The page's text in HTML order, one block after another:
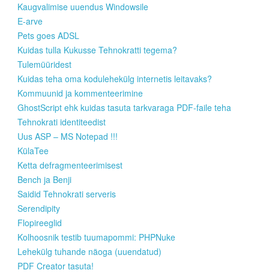
Kaugvalimise uuendus Windowsile
E-arve
Pets goes ADSL
Kuidas tulla Kukusse Tehnokratti tegema?
Tulemüüridest
Kuidas teha oma kodulehekülg internetis leitavaks?
Kommuunid ja kommenteerimine
GhostScript ehk kuidas tasuta tarkvaraga PDF-faile teha
Tehnokrati identiteedist
Uus ASP – MS Notepad !!!
KülaTee
Ketta defragmenteerimisest
Bench ja Benji
Saidid Tehnokrati serveris
Serendipity
Flopireeglid
Kolhoosnik testib tuumapommi: PHPNuke
Lehekülg tuhande näoga (uuendatud)
PDF Creator tasuta!